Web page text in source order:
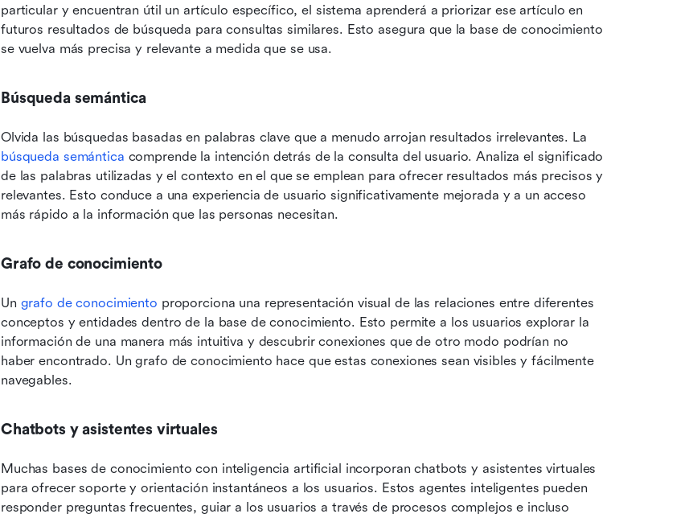
particular y encuentran útil un artículo específico, el sistema aprenderá a priorizar ese artículo en
futuros resultados de búsqueda para consultas similares. Esto asegura que la base de conocimiento
se vuelva más precisa y relevante a medida que se usa.
Búsqueda semántica
búsqueda semántica comprende la intención detrás de la consulta del usuario. Analiza el significado
de las palabras utilizadas y el contexto en el que se emplean para ofrecer resultados más precisos y
relevantes. Esto conduce a una experiencia de usuario significativamente mejorada y a un acceso
más rápido a la información que las personas necesitan.
Grafo de conocimiento
Un grafo de conocimiento proporciona una representación visual de las relaciones entre diferentes
conceptos y entidades dentro de la base de conocimiento. Esto permite a los usuarios explorar la
información de una manera más intuitiva y descubrir conexiones que de otro modo podrían no
haber encontrado. Un grafo de conocimiento hace que estas conexiones sean visibles y fácilmente
navegables.
Chatbots y asistentes virtuales
Muchas bases de conocimiento con inteligencia artificial incorporan chatbots y asistentes virtuales
para ofrecer soporte y orientación instantáneos a los usuarios. Estos agentes inteligentes pueden
responder preguntas frecuentes, guiar a los usuarios a través de procesos complejos e incluso